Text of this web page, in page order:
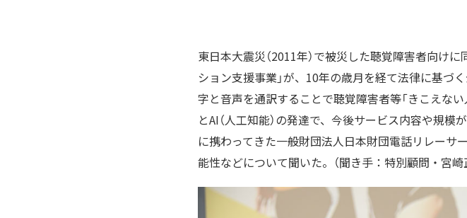
東日本大震災（2011年）で被災した聴覚障害者向け
ション支援事業」が、10年の歳月を経て法律に基づ
字と音声を通訳することで聴覚障害者等「きこえな
とAI（人工知能）の発達で、今後サービス内容や規
に携わってきた一般財団法人日本財団電話リレー
能性などについて聞いた。（聞き手：特別顧問・宮崎